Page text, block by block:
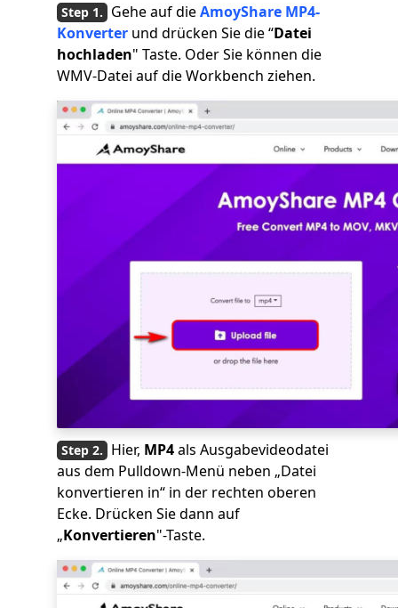
Gehe auf dieAmoyShare MP4-
Konverter und drücken Sie die “Datei
hochladen" Taste. Oder Sie können die
WMV-Datei auf die Workbench ziehen.
Hier, MP4als Ausgabevideodatei
aus dem Pulldown-Menü neben „Datei
konvertieren in“ in der rechten oberen
Ecke. Drücken Sie dann auf
„Konvertieren"-Taste.